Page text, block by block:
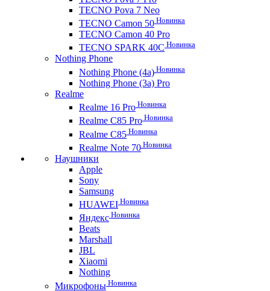
TECNO Pova 7 Neo
TECNO Camon 50 Новинка
TECNO Camon 40 Pro
TECNO SPARK 40C Новинка
Nothing Phone
Nothing Phone (4a) Новинка
Nothing Phone (3a) Pro
Realme
Realme 16 Pro Новинка
Realme C85 Pro Новинка
Realme C85 Новинка
Realme Note 70 Новинка
Наушники
Apple
Sony
Samsung
HUAWEI Новинка
Яндекс Новинка
Beats
Marshall
JBL
Xiaomi
Nothing
Микрофоны Новинка